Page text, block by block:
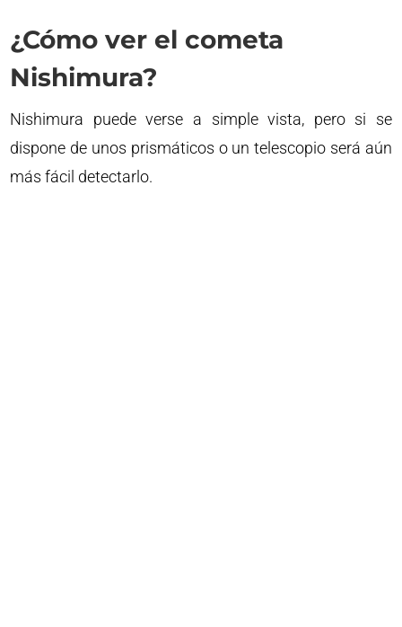
¿Cómo ver el cometa
Nishimura?
Nishimura puede verse a simple vista, pero si se
dispone de unos prismáticos o un telescopio será aún
más fácil detectarlo.